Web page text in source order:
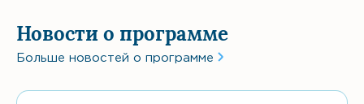
Новости о программе
Больше новостей о программе